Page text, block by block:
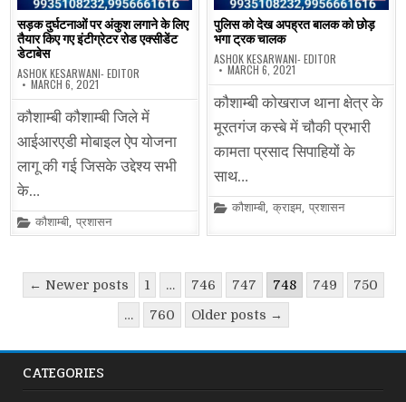
सड़क दुर्घटनाओं पर अंकुश लगाने के लिए
तैयार किए गए इंटीग्रेटर रोड एक्सीडेंट
डेटाबेस
ASHOK KESARWANI- EDITOR
MARCH 6, 2021
कौशाम्बी कौशाम्बी जिले में
आईआरएडी मोबाइल ऐप योजना
लागू की गई जिसके उद्देश्य सभी
के…
Posted
in
कौशाम्बी,प्रशासन
पुलिस को देख अपह्रत बालक को छोड़
भगा ट्रक चालक
ASHOK KESARWANI- EDITOR
MARCH 6, 2021
कौशाम्बी कोखराज थाना क्षेत्र के
मूरतगंज कस्बे में चौकी प्रभारी
कामता प्रसाद सिपाहियों के
साथ…
Posted
कौशाम्बी,क्राइम,प्रशासन
Posts
pagination
← Newer posts 1 … 746 747 748 749 750
… 760 Older posts →
CATEGORIES